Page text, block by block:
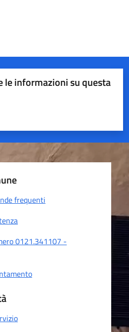
le informazioni su questa
su 5
su 5
5
frequenti
0121.341107 -